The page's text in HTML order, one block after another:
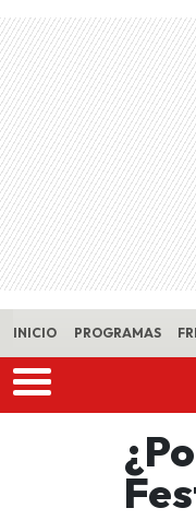
Skip to main content
INICIO PROGRAMAS